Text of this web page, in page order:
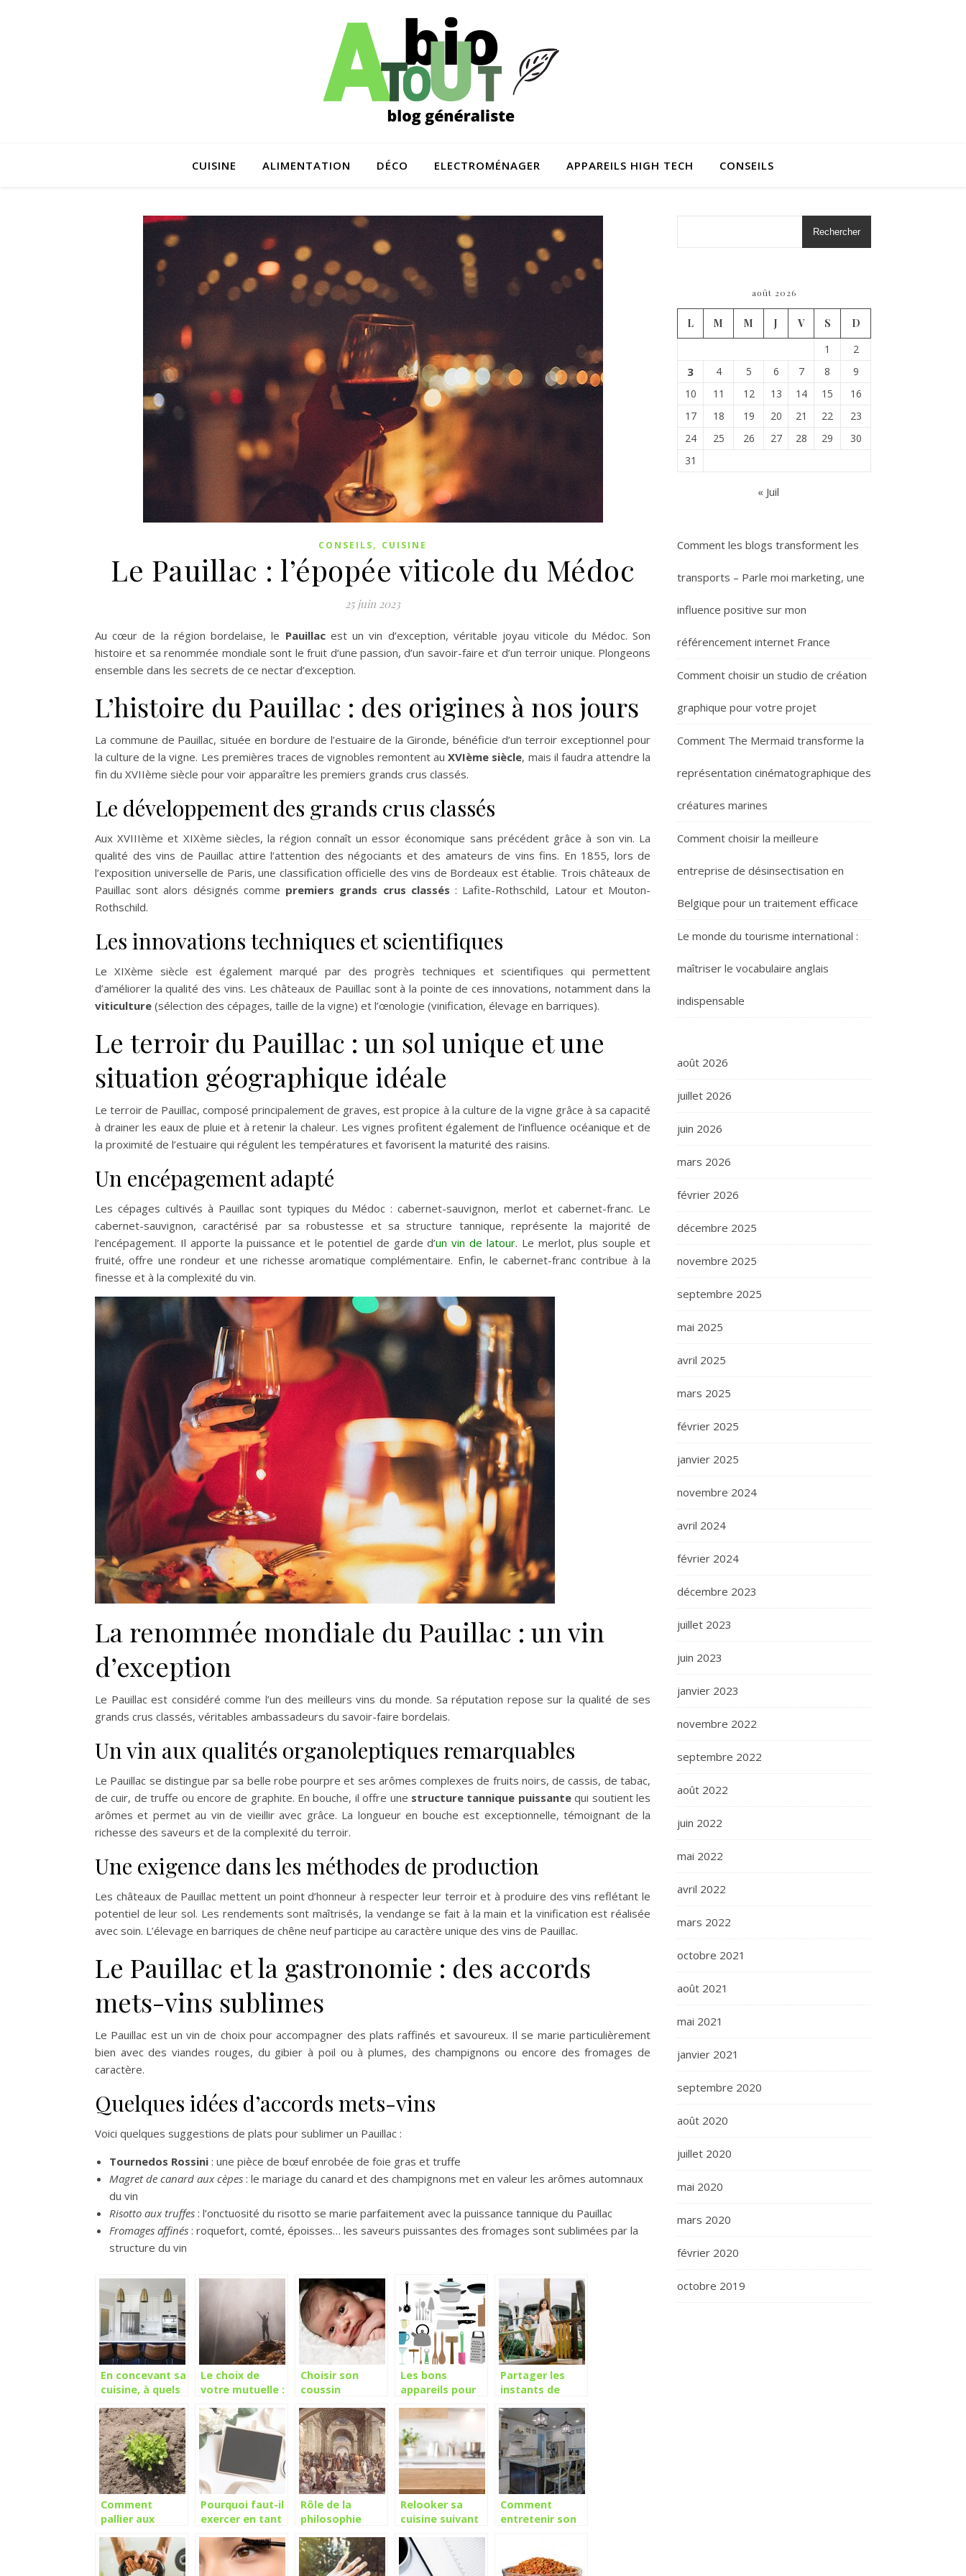
CUISINE ALIMENTATION DÉCO ELECTROMÉNAGER APPAREILS HIGH TECH CONSEILS
CONSEILS, CUISINE
Le Pauillac : l’épopée viticole du Médoc
25 juin 2023
Au cœur de la région bordelaise, le Pauillacest un vin d’exception, véritable joyau viticole du Médoc. Son
histoire et sa renommée mondiale sont le fruit d’une passion, d’un savoir-faire et d’un terroir unique. Plongeons
ensemble dans les secrets de ce nectar d’exception.
L’histoire du Pauillac : des origines à nos jours
La commune de Pauillac, située en bordure de l’estuaire de la Gironde, bénéficie d’un terroir exceptionnel pour
la culture de la vigne. Les premières traces de vignobles remontent auXVIème siècle, mais il faudra attendre la
fin du XVIIème siècle pour voir apparaître les premiers grands crus classés.
Le développement des grands crus classés
Aux XVIIIème et XIXème siècles, la région connaît un essor économique sans précédent grâce à son vin. La
qualité des vins de Pauillac attire l’attention des négociants et des amateurs de vins fins. En 1855, lors de
l’exposition universelle de Paris, une classification officielle des vins de Bordeaux est établie. Trois châteaux de
Pauillac sont alors désignés comme premiers grands crus classés : Lafite-Rothschild, Latour et Mouton-
Rothschild.
Les innovations techniques et scientifiques
Le XIXème siècle est également marqué par des progrès techniques et scientifiques qui permettent
d’améliorer la qualité des vins. Les châteaux de Pauillac sont à la pointe de ces innovations, notamment dans la
viticulture (sélection des cépages, taille de la vigne) et l’œnologie (vinification, élevage en barriques).
Le terroir du Pauillac : un sol unique et une
situation géographique idéale
Le terroir de Pauillac, composé principalement de graves, est propice à la culture de la vigne grâce à sa capacité
à drainer les eaux de pluie et à retenir la chaleur. Les vignes profitent également de l’influence océanique et de
la proximité de l’estuaire qui régulent les températures et favorisent la maturité des raisins.
Un encépagement adapté
Les cépages cultivés à Pauillac sont typiques du Médoc : cabernet-sauvignon, merlot et cabernet-franc. Le
cabernet-sauvignon, caractérisé par sa robustesse et sa structure tannique, représente la majorité de
l’encépagement. Il apporte la puissance et le potentiel de garde d’un vin de latour. Le merlot, plus souple et
fruité, offre une rondeur et une richesse aromatique complémentaire. Enfin, le cabernet-franc contribue à la
finesse et à la complexité du vin.
La renommée mondiale du Pauillac : un vin
d’exception
Le Pauillac est considéré comme l’un des meilleurs vins du monde. Sa réputation repose sur la qualité de ses
grands crus classés, véritables ambassadeurs du savoir-faire bordelais.
Un vin aux qualités organoleptiques remarquables
Le Pauillac se distingue par sa belle robe pourpre et ses arômes complexes de fruits noirs, de cassis, de tabac,
de cuir, de truffe ou encore de graphite. En bouche, il offre une structure tannique puissantequi soutient les
arômes et permet au vin de vieillir avec grâce. La longueur en bouche est exceptionnelle, témoignant de la
richesse des saveurs et de la complexité du terroir.
Une exigence dans les méthodes de production
Les châteaux de Pauillac mettent un point d’honneur à respecter leur terroir et à produire des vins reflétant le
potentiel de leur sol. Les rendements sont maîtrisés, la vendange se fait à la main et la vinification est réalisée
avec soin. L’élevage en barriques de chêne neuf participe au caractère unique des vins de Pauillac.
Le Pauillac et la gastronomie : des accords
mets-vins sublimes
Le Pauillac est un vin de choix pour accompagner des plats raffinés et savoureux. Il se marie particulièrement
bien avec des viandes rouges, du gibier à poil ou à plumes, des champignons ou encore des fromages de
caractère.
Quelques idées d’accords mets-vins
Voici quelques suggestions de plats pour sublimer un Pauillac :
Tournedos Rossini : une pièce de bœuf enrobée de foie gras et truffe
Magret de canard aux cèpes : le mariage du canard et des champignons met en valeur les arômes automnaux
du vin
Risotto aux truffes : l’onctuosité du risotto se marie parfaitement avec la puissance tannique du Pauillac
Fromages affinés : roquefort, comté, époisses… les saveurs puissantes des fromages sont sublimées par la
structure du vin
En concevant sa
cuisine, à quels
apporter le plus
d’attention ?
Le choix de
votre mutuelle :
considérer
Choisir son
coussin
Les bons
appareils pour
Partager les
instants de
votre enfant
dans le jardin
Comment
pallier aux
d’irrigation sur
vos cultures?
Pourquoi faut-il
exercer en tant
?
Rôle de la
philosophie
quotidien ?
Relooker sa
cuisine suivant
Comment
entretenir son
Rechercher
août 2026
L M M J V S
D
1
2
3 4 5 6 7 8
9
10
11 12 13 14 15
16
17
18 19 20 21 22
23
24
25 26 27 28 29
30
31
« Juil
Comment les blogs transforment les
transports – Parle moi marketing, une
influence positive sur mon
référencement internet France
Comment choisir un studio de création
graphique pour votre projet
Comment The Mermaid transforme la
représentation cinématographique des
créatures marines
Comment choisir la meilleure
entreprise de désinsectisation en
Belgique pour un traitement efficace
Le monde du tourisme international :
maîtriser le vocabulaire anglais
indispensable
août 2026
juillet 2026
juin 2026
mars 2026
février 2026
décembre 2025
novembre 2025
septembre 2025
mai 2025
avril 2025
mars 2025
février 2025
janvier 2025
novembre 2024
avril 2024
février 2024
décembre 2023
juillet 2023
juin 2023
janvier 2023
novembre 2022
septembre 2022
août 2022
juin 2022
mai 2022
avril 2022
mars 2022
octobre 2021
août 2021
mai 2021
janvier 2021
septembre 2020
août 2020
juillet 2020
mai 2020
mars 2020
février 2020
octobre 2019